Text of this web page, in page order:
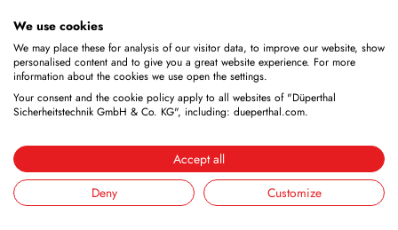
Transport et maniement
Câbles de mise à la terre
Pompes
Entonnoirs
Bouteille de gaz en dehors
Récipients de nettoyage
Conteneur de stockage
Cuves de nettoyage
We use cookies
We may place these for analysis of our visitor data, to improve our website, show
personalised content and to give you a great website experience. For more
information about the cookies we use open the settings.
Your consent and the cookie policy apply to all websites of "Düperthal
Sicherheitstechnik GmbH & Co. KG", including: dueperthal.com.
Accept all
Deny
Customize